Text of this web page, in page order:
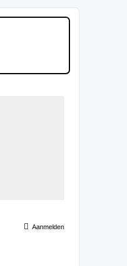
Aanmelden